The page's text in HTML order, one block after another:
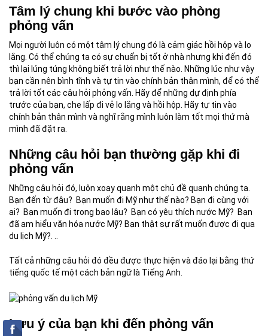
Tâm lý chung khi bước vào phòng
phỏng vấn
Mọi người luôn có một tâm lý chung đó là cảm giác hồi hộp và lo
lắng. Có thể chúng ta có sự chuẩn bị tốt ở nhà nhưng khi đến đó
thì lại lúng túng không biết trả lời như thế nào. Những lúc như vậy
bạn cần nên bình tĩnh và tự tin vào chính bản thân mình, để có thể
trả lời tốt các câu hỏi phỏng vấn. Hãy để những dự định phía
trước của bạn, che lấp đi vẻ lo lắng và hồi hộp. Hãy tự tin vào
chính bản thân mình và nghĩ rằng mình luôn làm tốt mọi thứ mà
mình đã đặt ra.
Những câu hỏi bạn thường gặp khi đi
phỏng vấn
Những câu hỏi đó, luôn xoay quanh một chủ đề quanh chúng ta.
Bạn đến từ đâu? Bạn muốn đi Mỹ như thế nào? Bạn đi cùng với
ai? Bạn muốn đi trong bao lâu? Bạn có yêu thích nước Mỹ? Bạn
đã am hiểu văn hóa nước Mỹ? Bạn thật sự rất muốn được đi qua
du lịch Mỹ?. ..
Tất cả những câu hỏi đó đều được thực hiện và đáo lại bằng thứ
tiếng quốc tế một cách bản ngữ là Tiếng Anh.
Lưu ý của bạn khi đến phỏng vấn